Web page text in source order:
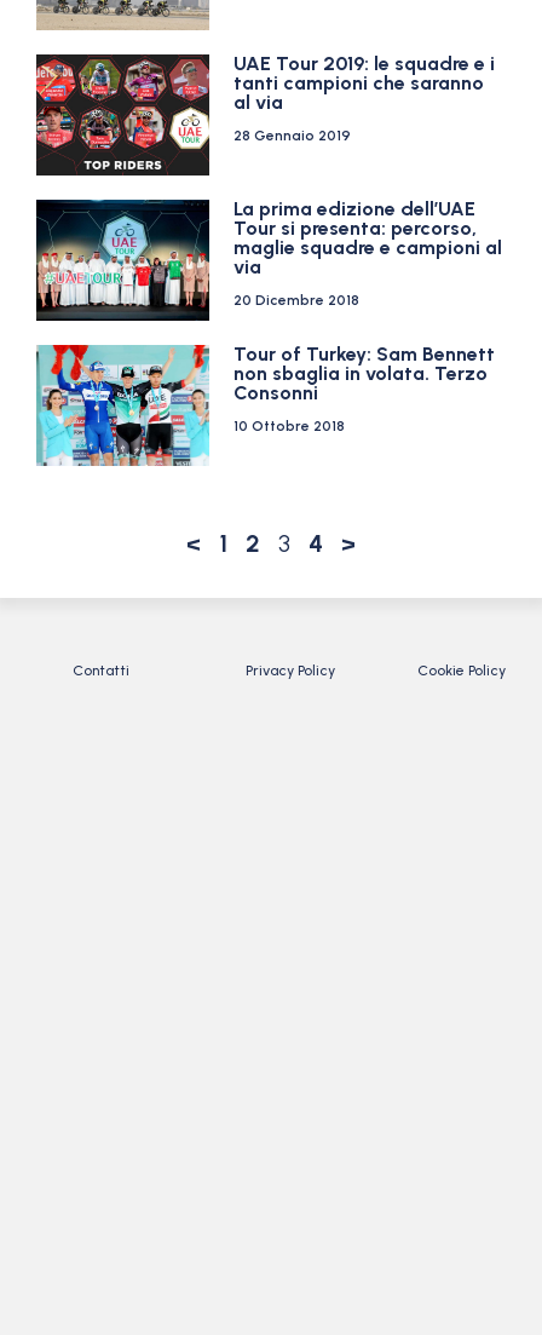
UAE Tour 2019: le squadre e i
tanti campioni che saranno
al via
28 Gennaio 2019
La prima edizione dell’UAE
Tour si presenta: percorso,
maglie squadre e campioni al
via
20 Dicembre 2018
Tour of Turkey: Sam Bennett
non sbaglia in volata. Terzo
Consonni
10 Ottobre 2018
< 1 2 3 4 >
Contatti Privacy Policy Cookie Policy